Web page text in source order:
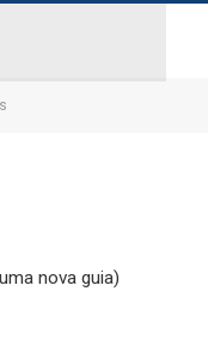
nova guia)